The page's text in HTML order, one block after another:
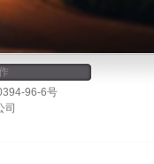
96-6号
司